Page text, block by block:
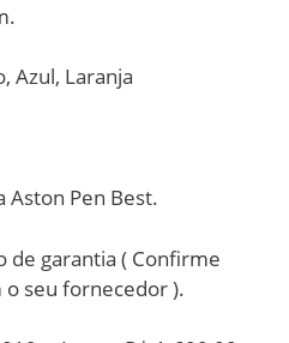
Azul, Laranja
Aston Pen Best.
de garantia ( Confirme
seu fornecedor ).